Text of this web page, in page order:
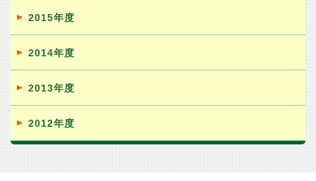
2015年度
2014年度
2013年度
2012年度